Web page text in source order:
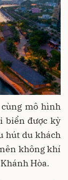
mô hình
biển được kỳ
hút du khách
không khí
Hòa.